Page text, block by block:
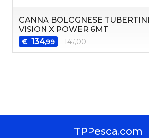
CANNA BOLOGNESE
VISION X POWER 6MT
€ 134,99 147,00
TPPesca.com